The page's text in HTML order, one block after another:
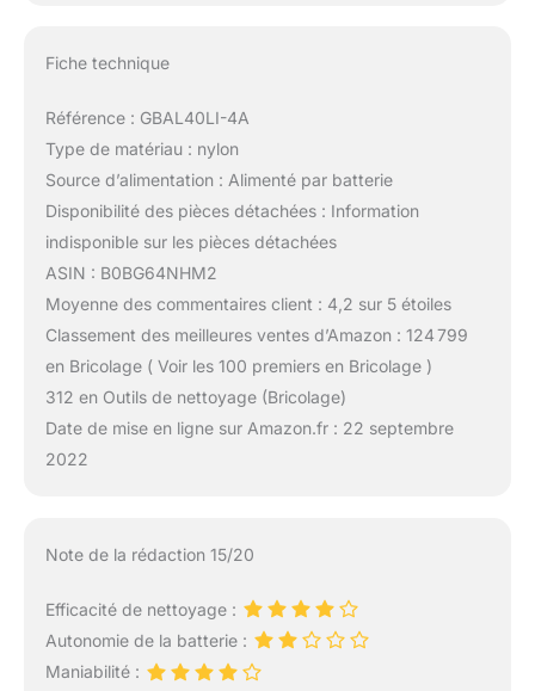
Fiche technique
Référence : GBAL40LI-4A
Type de matériau : nylon
Source d’alimentation : Alimenté par batterie
Disponibilité des pièces détachées : Information
indisponible sur les pièces détachées
ASIN : B0BG64NHM2
Moyenne des commentaires client : 4,2 sur 5 étoiles
Classement des meilleures ventes d’Amazon : 124 799
en Bricolage ( Voir les 100 premiers en Bricolage )
312 en Outils de nettoyage (Bricolage)
Date de mise en ligne sur Amazon.fr : 22 septembre
2022
Note de la rédaction 15/20
Efficacité de nettoyage :
Autonomie de la batterie :
Maniabilité :